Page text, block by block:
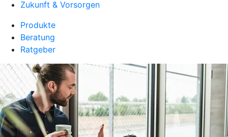
Zukunft & Vorsorgen
Produkte
Beratung
Ratgeber